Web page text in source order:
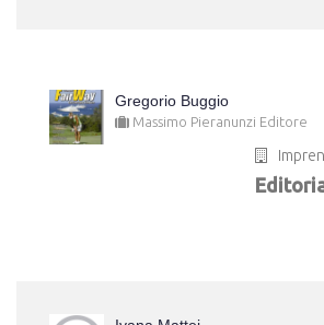
Gregorio Buggio
Massimo Pieranunzi Editore